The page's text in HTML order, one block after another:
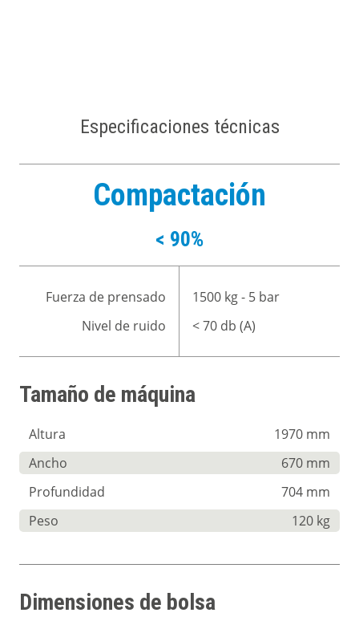
Especificaciones técnicas
Compactación
< 90%
Fuerza de prensado
Nivel de ruido
1500 kg - 5 bar
< 70 db (A)
Tamaño de máquina
Altura
1970 mm
Ancho
670 mm
Profundidad
704 mm
Peso
120 kg
Dimensiones de bolsa